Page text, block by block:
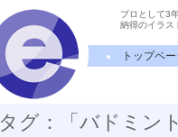
プロとして3
納得のイラス
トップペー
タグ：「バドミン
バドミントン